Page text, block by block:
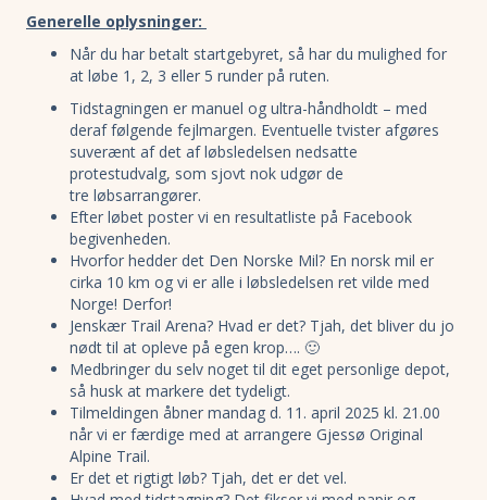
Generelle oplysninger:
Når du har betalt startgebyret, så har du mulighed for
at løbe 1, 2, 3 eller 5 runder på ruten.
Tidstagningen er manuel og ultra-håndholdt – med
deraf følgende fejlmargen. Eventuelle tvister afgøres
suverænt af det af løbsledelsen nedsatte
protestudvalg, som sjovt nok udgør de
tre løbsarrangører.
Efter løbet poster vi en resultatliste på Facebook
begivenheden.
Hvorfor hedder det Den Norske Mil? En norsk mil er
cirka 10 km og vi er alle i løbsledelsen ret vilde med
Norge! Derfor!
Jenskær Trail Arena? Hvad er det? Tjah, det bliver du jo
nødt til at opleve på egen krop…. 🙂
Medbringer du selv noget til dit eget personlige depot,
så husk at markere det tydeligt.
Tilmeldingen åbner mandag d. 11. april 2025 kl. 21.00
når vi er færdige med at arrangere Gjessø Original
Alpine Trail.
Er det et rigtigt løb? Tjah, det er det vel.